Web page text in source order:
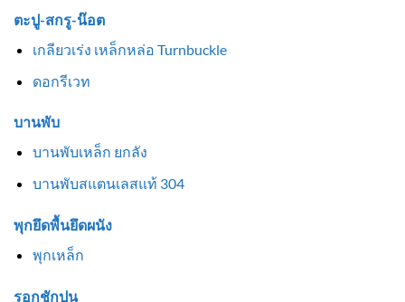
ตะปู-สกรู-น๊อต
เกลียวเร่ง เหล็กหล่อ Turnbuckle
ดอกรีเวท
บานพับ
บานพับเหล็ก ยกลัง
บานพับสแตนเลสแท้ 304
พุกยึดพื้นยึดผนัง
พุกเหล็ก
รอกชักปูน